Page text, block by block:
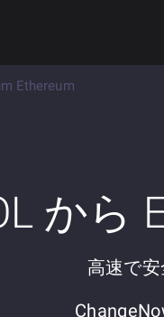
Ethereum
から
高速で